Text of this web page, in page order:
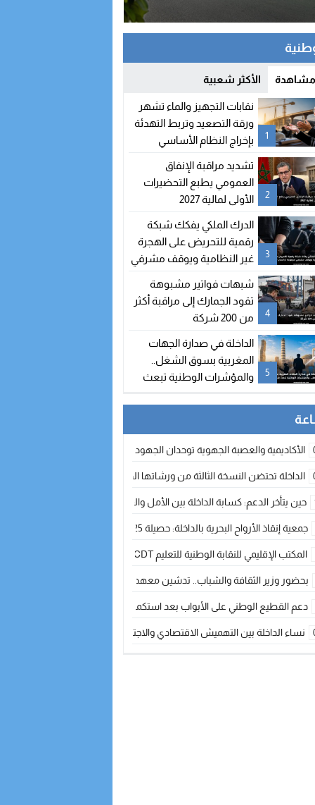
مشاهدة الأكثر شعبية
1
نقابات التجهيز والماء تشهر
ورقة التصعيد وتربط التهدئة
بإخراج النظام الأساسي
2
تشديد مراقبة الإنفاق
العمومي يطبع التحضيرات
الأولى لمالية 2027
3
الدرك الملكي يفكك شبكة
رقمية للتحريض على الهجرة
غير النظامية ويوقف مشرفي
4
شبهات فواتير مشبوهة
تقود الجمارك إلى مراقبة أكثر
من 200 شركة
5
الداخلة في صدارة الجهات
المغربية بسوق الشغل..
والمؤشرات الوطنية تبعث
الأكاديمية والعصبة الجهوية توحدان الجهود لتطوير الممارسة الكروية بجهة
الداخلة تحتضن النسخة الثالثة من ورشاتها الدولية: تكوين متخصص في التراث
حين يتأخر الدعم: كسابة الداخلة بين الأمل والقلق ؟
جمعية إنقاذ الأرواح البحرية بالداخلة: حصيلة 2025 بين مهام الإنقاذ ومشروع “دار البحار”
المكتب الإقليمي للنقابة الوطنية للتعليم CDT يجتمع مع المدير الإقليمي لمناقشة ملفات جوهرية لنساء ورجال التعليم
بحضور وزير الثقافة والشباب.. تدشين معهد الموسيقى والفنون الكوريغرافية بالداخلة
دعم القطيع الوطني على الأبواب بعد استكمال الترقيم… الفلاحة المغربية
نساء الداخلة بين التهميش الاقتصادي والاجتماعي… في المؤسسات الإنتاجية